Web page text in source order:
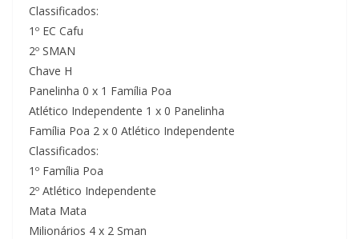
Classificados:
1º EC Cafu
2º SMAN
Chave H
Panelinha 0 x 1 Família Poa
Atlético Independente 1 x 0 Panelinha
Família Poa 2 x 0 Atlético Independente
Classificados:
1º Família Poa
2º Atlético Independente
Mata Mata
Milionários 4 x 2 Sman